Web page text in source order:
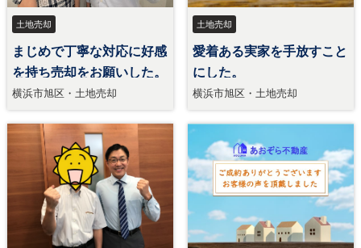
土地売却
まじめで丁寧な対応に好感
を持ち売却をお願いした。
横浜市旭区・土地売却
土地売却
愛着ある実家を手放すこと
にした。
横浜市旭区・土地売却